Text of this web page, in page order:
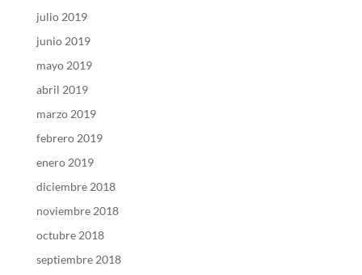
julio 2019
junio 2019
mayo 2019
abril 2019
marzo 2019
febrero 2019
enero 2019
diciembre 2018
noviembre 2018
octubre 2018
septiembre 2018